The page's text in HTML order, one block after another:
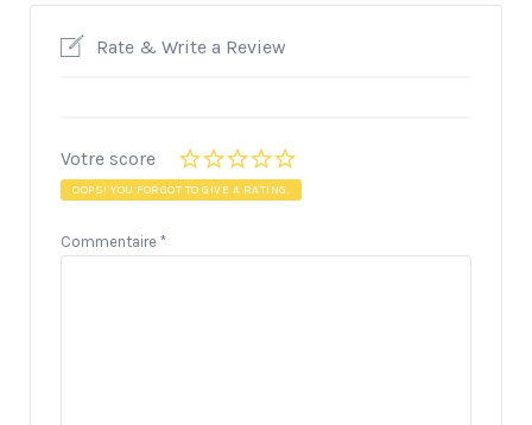
Rate & Write a Review
Votre score
OOPS! YOU FORGOT TO GIVE A RATING.
Commentaire *